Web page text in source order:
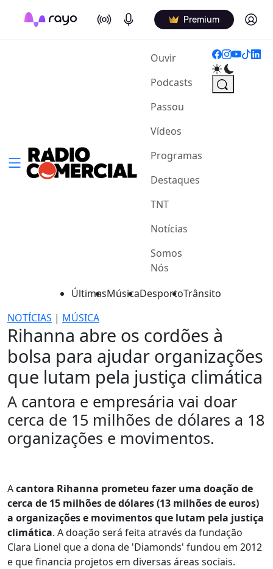
On Air Podcasts Premium Log in
Ouvir(current)
Podcasts
Passou
Vídeos
Programas
Destaques
TNT
Notícias
Somos
Nós
ÚltimasMúsicaDesportoTrânsito
NOTÍCIAS | MÚSICA
Rihanna abre os cordões à
bolsa para ajudar organizações
que lutam pela justiça climática
A cantora e empresária vai doar
cerca de 15 milhões de dólares a 18
organizações e movimentos.
Acantora Rihanna prometeu fazer uma doação de
cerca de 15 milhões de dólares (13 milhões de euros)
a organizações e movimentos que lutam pela justiça
climática. A doação será feita através da fundação
Clara Lionel que a dona de 'Diamonds' fundou em 2012
e que financia projetos em diversas áreas sociais.